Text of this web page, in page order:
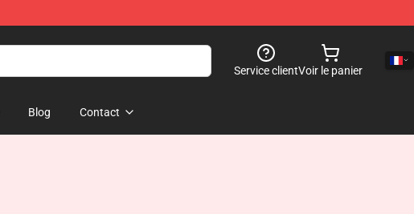
Service clientVoir le panier
Blog Contact